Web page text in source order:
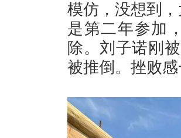
模仿，没想到
是第二年参加
除。刘子诺刚
被推倒。挫败